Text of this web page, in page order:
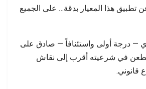
تطبيق هذا المعيار بدقة… على الجميع
— درجة أولى واستئنافاً — صادق على
في شرعيته أقرب إلى نقاش
قانوني.